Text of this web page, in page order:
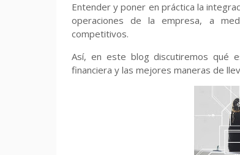
Entender y poner en práctica la
operaciones de la empresa, a
competitivos.
Así, en este blog discutiremos qué
financiera y las mejores maneras de